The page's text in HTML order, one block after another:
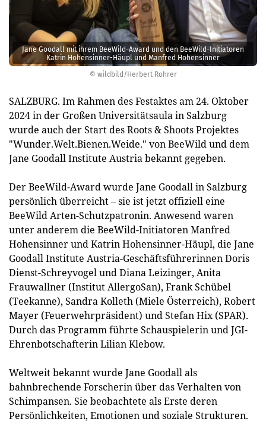
© wildbild/Herbert Rohrer
Jane Goodall mit ihrem BeeWild-Award und den BeeWild-Initiatoren
Katrin Hohensinner-Häupl und Manfred Hohensinner
SALZBURG. Im Rahmen des Festaktes am 24. Oktober
2024 in der Großen Universitätsaula in Salzburg
wurde auch der Start des Roots & Shoots Projektes
"Wunder.Welt.Bienen.Weide." von BeeWild und dem
Jane Goodall Institute Austria bekannt gegeben.
Der BeeWild-Award wurde Jane Goodall in Salzburg
persönlich überreicht – sie ist jetzt offiziell eine
BeeWild Arten-Schutzpatronin. Anwesend waren
unter anderem die BeeWild-Initiatoren Manfred
Hohensinner und Katrin Hohensinner-Häupl, die Jane
Goodall Institute Austria-Geschäftsführerinnen Doris
Dienst-Schreyvogel und Diana Leizinger, Anita
Frauwallner (Institut AllergoSan), Frank Schübel
(Teekanne), Sandra Kolleth (Miele Österreich), Robert
Mayer (Feuerwehrpräsident) und Stefan Hix (SPAR).
Durch das Programm führte Schauspielerin und JGI-
Ehrenbotschafterin Lilian Klebow.
Weltweit bekannt wurde Jane Goodall als
bahnbrechende Forscherin über das Verhalten von
Schimpansen. Sie beobachtete als Erste deren
Persönlichkeiten, Emotionen und soziale Strukturen.